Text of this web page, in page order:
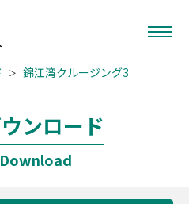
錦江湾クルージング3
ンロード